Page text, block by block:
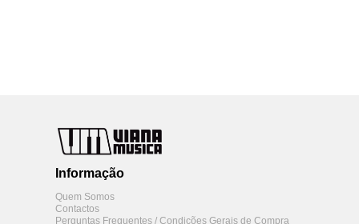
Informação
Quem Somos
Contactos
Perguntas Frequentes / Condições Gerais de Compra